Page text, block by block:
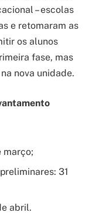
– escolas
e retomaram as
os alunos
fase, mas
nova unidade.
31
abril.